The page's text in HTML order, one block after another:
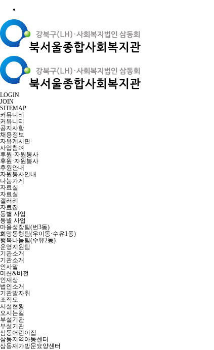
LOGIN
JOIN
SITEMAP
커뮤니티
커뮤니티
공지사항
채용정보
자유게시판
사업참여
후원·자원봉사
후원·자원봉사
후원안내
자원봉사안내
나눔가게
자료실
자료실
갤러리
자료집
동별 사업
동별 사업
마을성장팀(번3동)
희망동행팀(우이동·수유1동)
행복나눔팀(수유2동)
운영지원팀
기관소개
기관소개
인사말
미션&비전
인재상
법인소개
기관발자취
조직도
시설현황
오시는길
부설기관
부설기관
삼동어린이집
삼동지역아동센터
삼동재가방문요양센터